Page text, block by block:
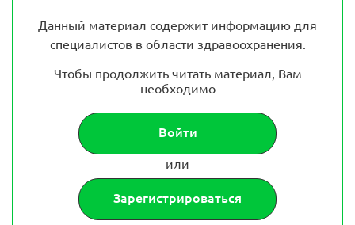
Данный материал содержит информацию для
специалистов в области здравоохранения.
Чтобы продолжить читать материал, Вам
необходимо
Войти
или
Зарегистрироваться